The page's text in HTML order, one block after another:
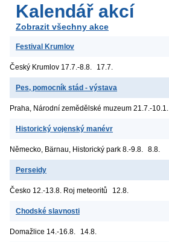
Kalendář akcí
Zobrazit všechny akce
Festival Krumlov
Český Krumlov 17.7.-8.8. 17.7.
Pes, pomocník stád - výstava
Praha, Národní zemědělské muzeum 21.7.-10.1.
Historický vojenský manévr
Německo, Bärnau, Historický park 8.-9.8. 8.8.
Perseidy
Česko 12.-13.8. Roj meteoritů 12.8.
Chodské slavnosti
Domažlice 14.-16.8. 14.8.